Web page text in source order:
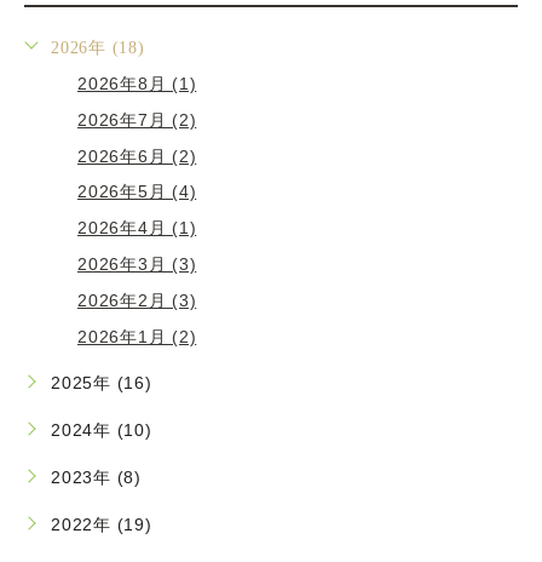
2026年 (18)
2026年8月 (1)
2026年7月 (2)
2026年6月 (2)
2026年5月 (4)
2026年4月 (1)
2026年3月 (3)
2026年2月 (3)
2026年1月 (2)
2025年 (16)
2024年 (10)
2023年 (8)
2022年 (19)